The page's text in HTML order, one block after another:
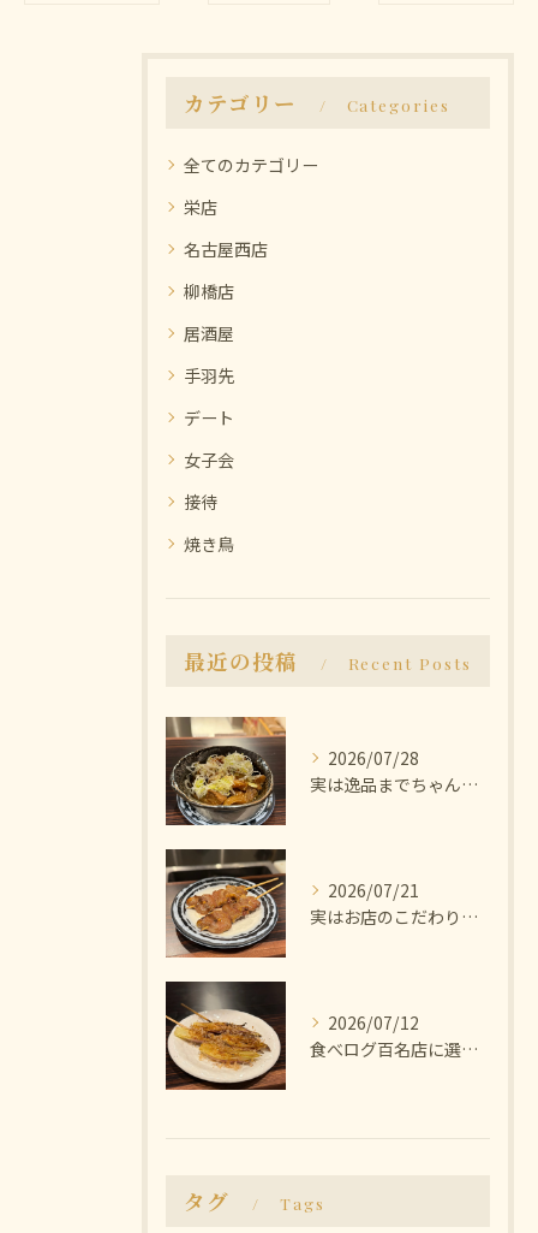
カテゴリー Categories
全てのカテゴリー
栄店
名古屋西店
柳橋店
居酒屋
手羽先
デート
女子会
接待
焼き鳥
最近の投稿 Recent Posts
2026/07/28
実は逸品までちゃんと美味しいんです🫨
2026/07/21
実はお店のこだわりは塩にあります🧂
2026/07/12
食べログ百名店に選ばれた焼き鳥屋
タグ Tags